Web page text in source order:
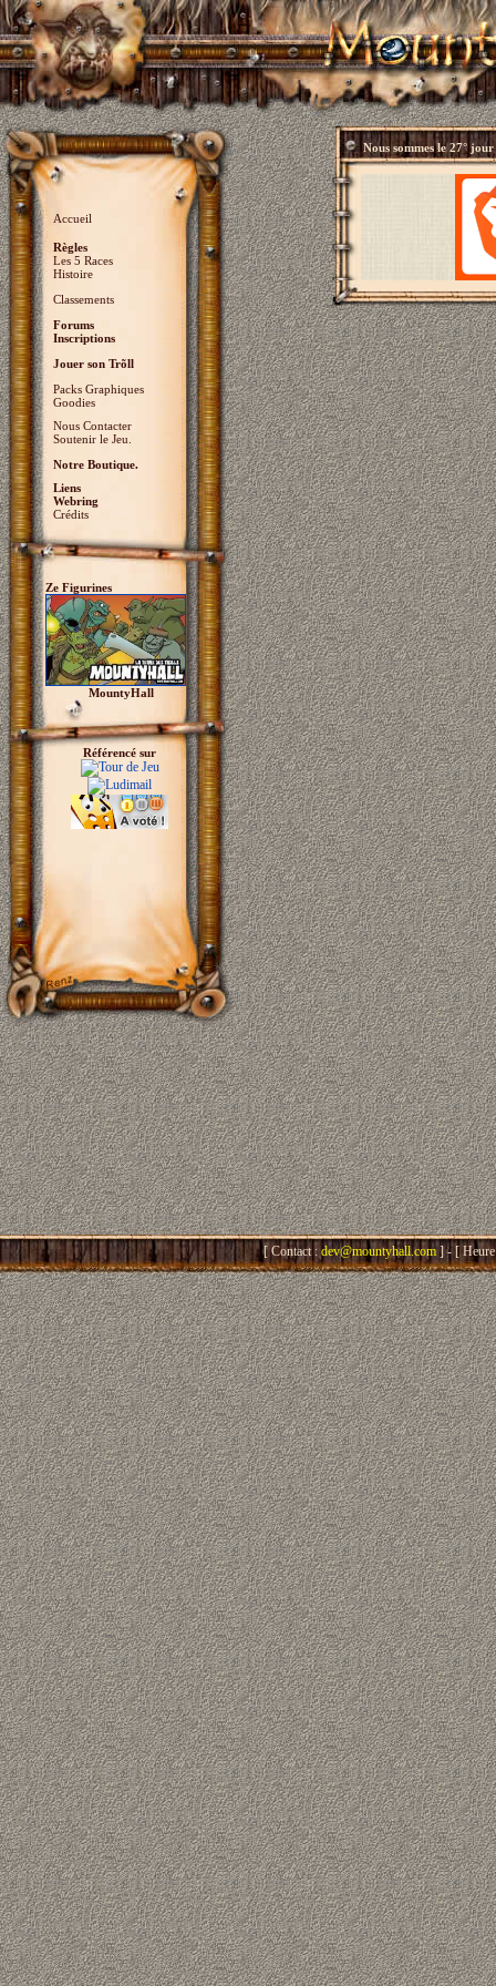
Accueil
Règles
Les 5 Races
Histoire
Classements
Forums
Inscriptions
Jouer son Trõll
Packs Graphiques
Goodies
Nous Contacter
Soutenir le Jeu.
Notre Boutique.
Liens
Webring
Crédits
Ze Figurines
MountyHall
Référencé sur
Nous sommes le27° jour
[ Contact : dev@mountyhall.com] - [ Heure